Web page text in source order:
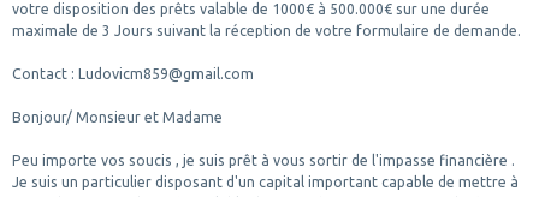
votre disposition des prêts valable de 1000€ à 500.000€ sur une durée
maximale de 3 Jours suivant la réception de votre formulaire de demande.
Contact : Ludovicm859@gmail.com
Bonjour/ Monsieur et Madame
Peu importe vos soucis , je suis prêt à vous sortir de l'impasse financière .
Je suis un particulier disposant d'un capital important capable de mettre à